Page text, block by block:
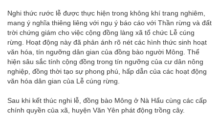
Nghi thức rước lễ được thực hiện trong không khí trang nghiêm,
mang ý nghĩa thiêng liêng với ngụ ý báo cáo với Thần rừng và đất
trời chứng giám cho việc cộng đồng làng xã tổ chức Lễ cúng
rừng. Hoạt động này đã phản ánh rõ nét các hình thức sinh hoạt
văn hóa, tín ngưỡng dân gian của đồng bào người Mông. Thể
hiện sâu sắc tính cộng đồng trong tín ngưỡng của cư dân nông
nghiệp, đồng thời tạo sự phong phú, hấp dẫn của các hoạt động
văn hóa dân gian của Lễ cúng rừng.
Sau khi kết thúc nghi lễ, đồng bào Mông ở Nà Hẩu cùng các cấp
chính quyền của xã, huyện Văn Yên phát động trồng cây.